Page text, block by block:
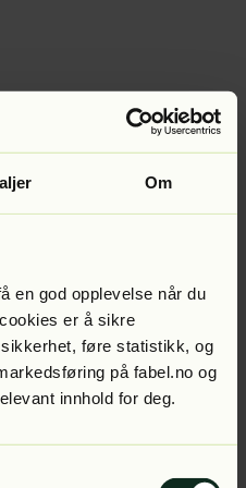
Om
en god opplevelse når du
er å sikre
føre statistikk, og
på fabel.no og
innhold for deg.